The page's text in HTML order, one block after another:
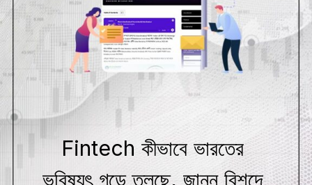
Fintech কীভাবে ভারতের
ভবিষ্যৎ গড়ে তুলছে, জানুন বিশদে